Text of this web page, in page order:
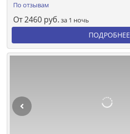
По отзывам
От2460 руб. за 1 ночь
ПОДРОБНЕЕ